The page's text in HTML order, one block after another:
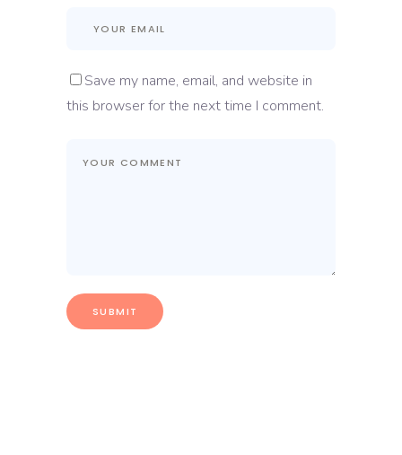
Save my name, email, and website in
this browser for the next time I comment.